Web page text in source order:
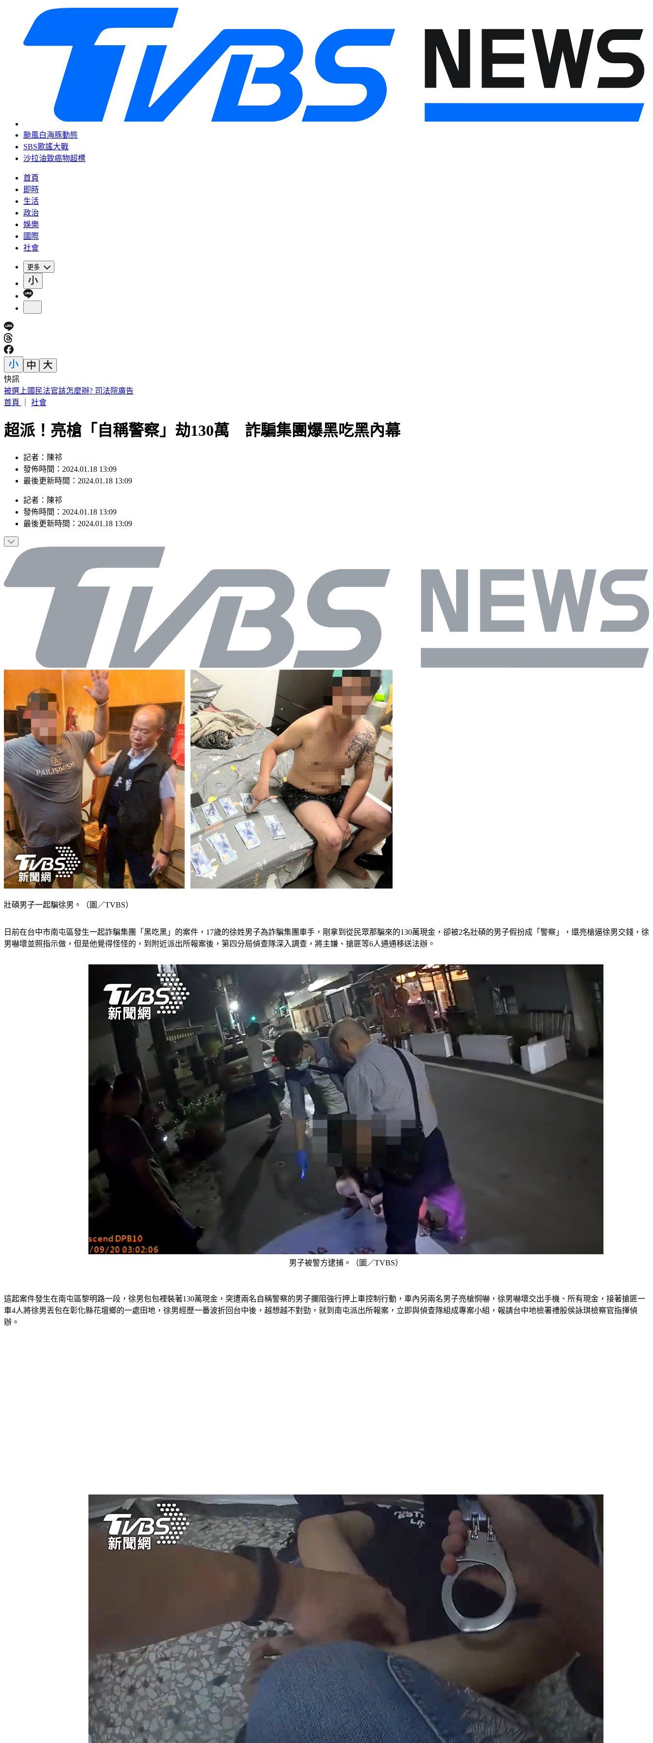
颱風白海豚動態
SBS歌謠大戰
沙拉油致癌物超標
首頁
即時
生活
政治
娛樂
國際
社會
更多
快訊
白海豚雨彈來了！「颱風假」關鍵曝 氣象署揭最新路徑
首頁
社會
超派！亮槍「自稱警察」劫130萬 詐騙集團爆黑吃黑內幕
記者：陳祁
發佈時間：2024.01.18 13:09
最後更新時間：2024.01.18 13:09
記者 ： 陳祁
發佈時間： 2024.01.18 13:09
最後更新時間： 2024.01.18 13:09
壯碩男子一起騙徐男。（圖／TVBS）
日前在台中市南屯區發生一起詐騙集團「黑吃黑」的案件，17歲的徐姓男子為詐騙集團車手，剛拿到從民眾那騙來的130萬現金，卻被2名壯碩的男子假扮成「警察」，還亮槍逼徐男交錢，徐
男嚇壞並照指示做，但是他覺得怪怪的，到附近派出所報案後，第四分局偵查隊深入調查，將主嫌、搶匪等6人通通移送法辦。
男子被警方逮捕。（圖／TVBS）
這起案件發生在南屯區黎明路一段，徐男包包裡裝著130萬現金，突遭兩名自稱警察的男子攔阻強行押上車控制行動，車內另兩名男子亮槍恫嚇，徐男嚇壞交出手機、所有現金，接著搶匪一
車4人將徐男丟包在彰化縣花壇鄉的一處田地，徐男經歷一番波折回台中後，越想越不對勁，就到南屯派出所報案，立即與偵查隊組成專案小組，報請台中地檢署禮股侯詠琪檢察官指揮偵
辦。